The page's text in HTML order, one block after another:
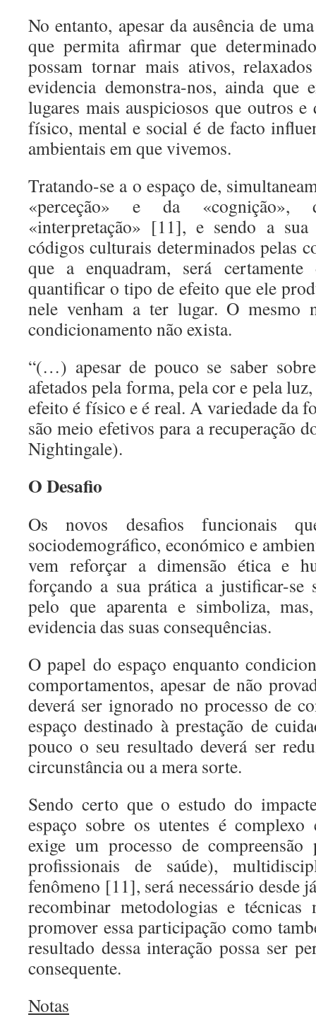
No entanto, apesar da ausência de
que permita afirmar que
possam tornar mais ativos,
evidencia demonstra-nos, ainda que
lugares mais auspiciosos que outros e
físico, mental e social é de facto
ambientais em que vivemos.
Tratando-se a o espaço de,
«perceção» e da «cognição»,
«interpretação» [11], e sendo a sua
códigos culturais determinados pelas
que a enquadram, será
quantificar o tipo de efeito que ele
nele venham a ter lugar. O mesmo
condicionamento não exista.
“(…) apesar de pouco se saber
afetados pela forma, pela cor e pela
efeito é físico e é real. A variedade da
são meio efetivos para a recuperação
Nightingale).
O Desafio
Os novos desafios funcionais
sociodemográfico, económico e
vem reforçar a dimensão ética e
forçando a sua prática a justificar-se
pelo que aparenta e simboliza,
evidencia das suas consequências.
O papel do espaço enquanto
comportamentos, apesar de não
deverá ser ignorado no processo de
espaço destinado à prestação de
pouco o seu resultado deverá ser
circunstância ou a mera sorte.
Sendo certo que o estudo do
espaço sobre os utentes é
exige um processo de
profissionais de saúde),
fenômeno [11], será necessário desde
recombinar metodologias e
promover essa participação como
resultado dessa interação possa ser
consequente.
Notas